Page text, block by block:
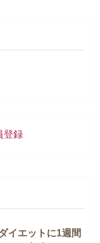
イエットに1週間